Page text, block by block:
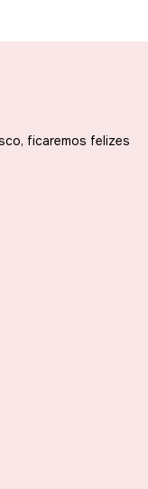
ficaremos felizes